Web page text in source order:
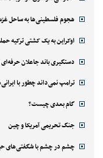
هجوم فلسطینی‌ها به ساحل
اوکراین به یک کشتی ترکیه
دستگیری باند جاعلان حرفه‌ای
ترامپ نمی‌داند چطور با
گام بعدی چیست؟
جنگ تحریمی آمریکا و چین
چشم در چشم با